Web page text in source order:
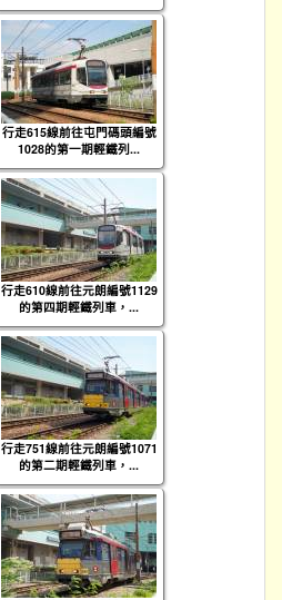
行走615線前往屯門碼頭編號
1028的第一期輕鐵列...
行走610線前往元朗編號1129
的第四期輕鐵列車，...
行走751線前往元朗編號1071
的第二期輕鐵列車，...